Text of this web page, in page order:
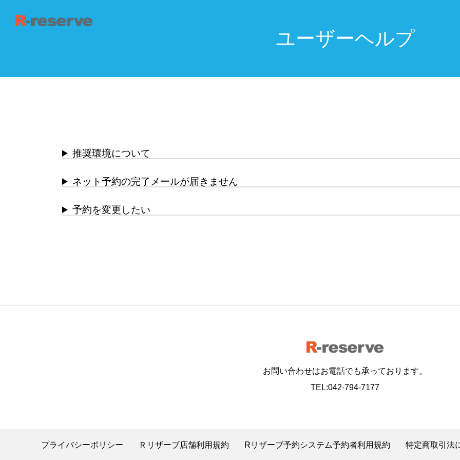
ユーザーヘルプ
推奨環境について
ネット予約の完了メールが届きません
予約を変更したい
お問い合わせはお電話でも承っております。
TEL:042-794-7177
プライバシーポリシー Ｒリザーブ店舗利用規約 Rリザーブ予約システム予約者利用規約 特定商取引法